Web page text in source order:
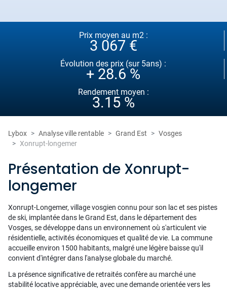
Prix moyen au m2 :
3 067 €
Évolution des prix (sur 5ans) :
+ 28.6 %
Rendement moyen :
3.15 %
Lybox Analyse ville rentable Grand Est
Vosges
Xonrupt-longemer
Présentation de Xonrupt-
longemer
Xonrupt-Longemer, village vosgien connu pour son lac et ses pistes
de ski, implantée dans le Grand Est, dans le département des
Vosges, se développe dans un environnement où s'articulent vie
résidentielle, activités économiques et qualité de vie. La commune
accueille environ 1500 habitants, malgré une légère baisse qu'il
convient d'intégrer dans l'analyse globale du marché.
La présence significative de retraités confère au marché une
stabilité locative appréciable, avec une demande orientée vers les